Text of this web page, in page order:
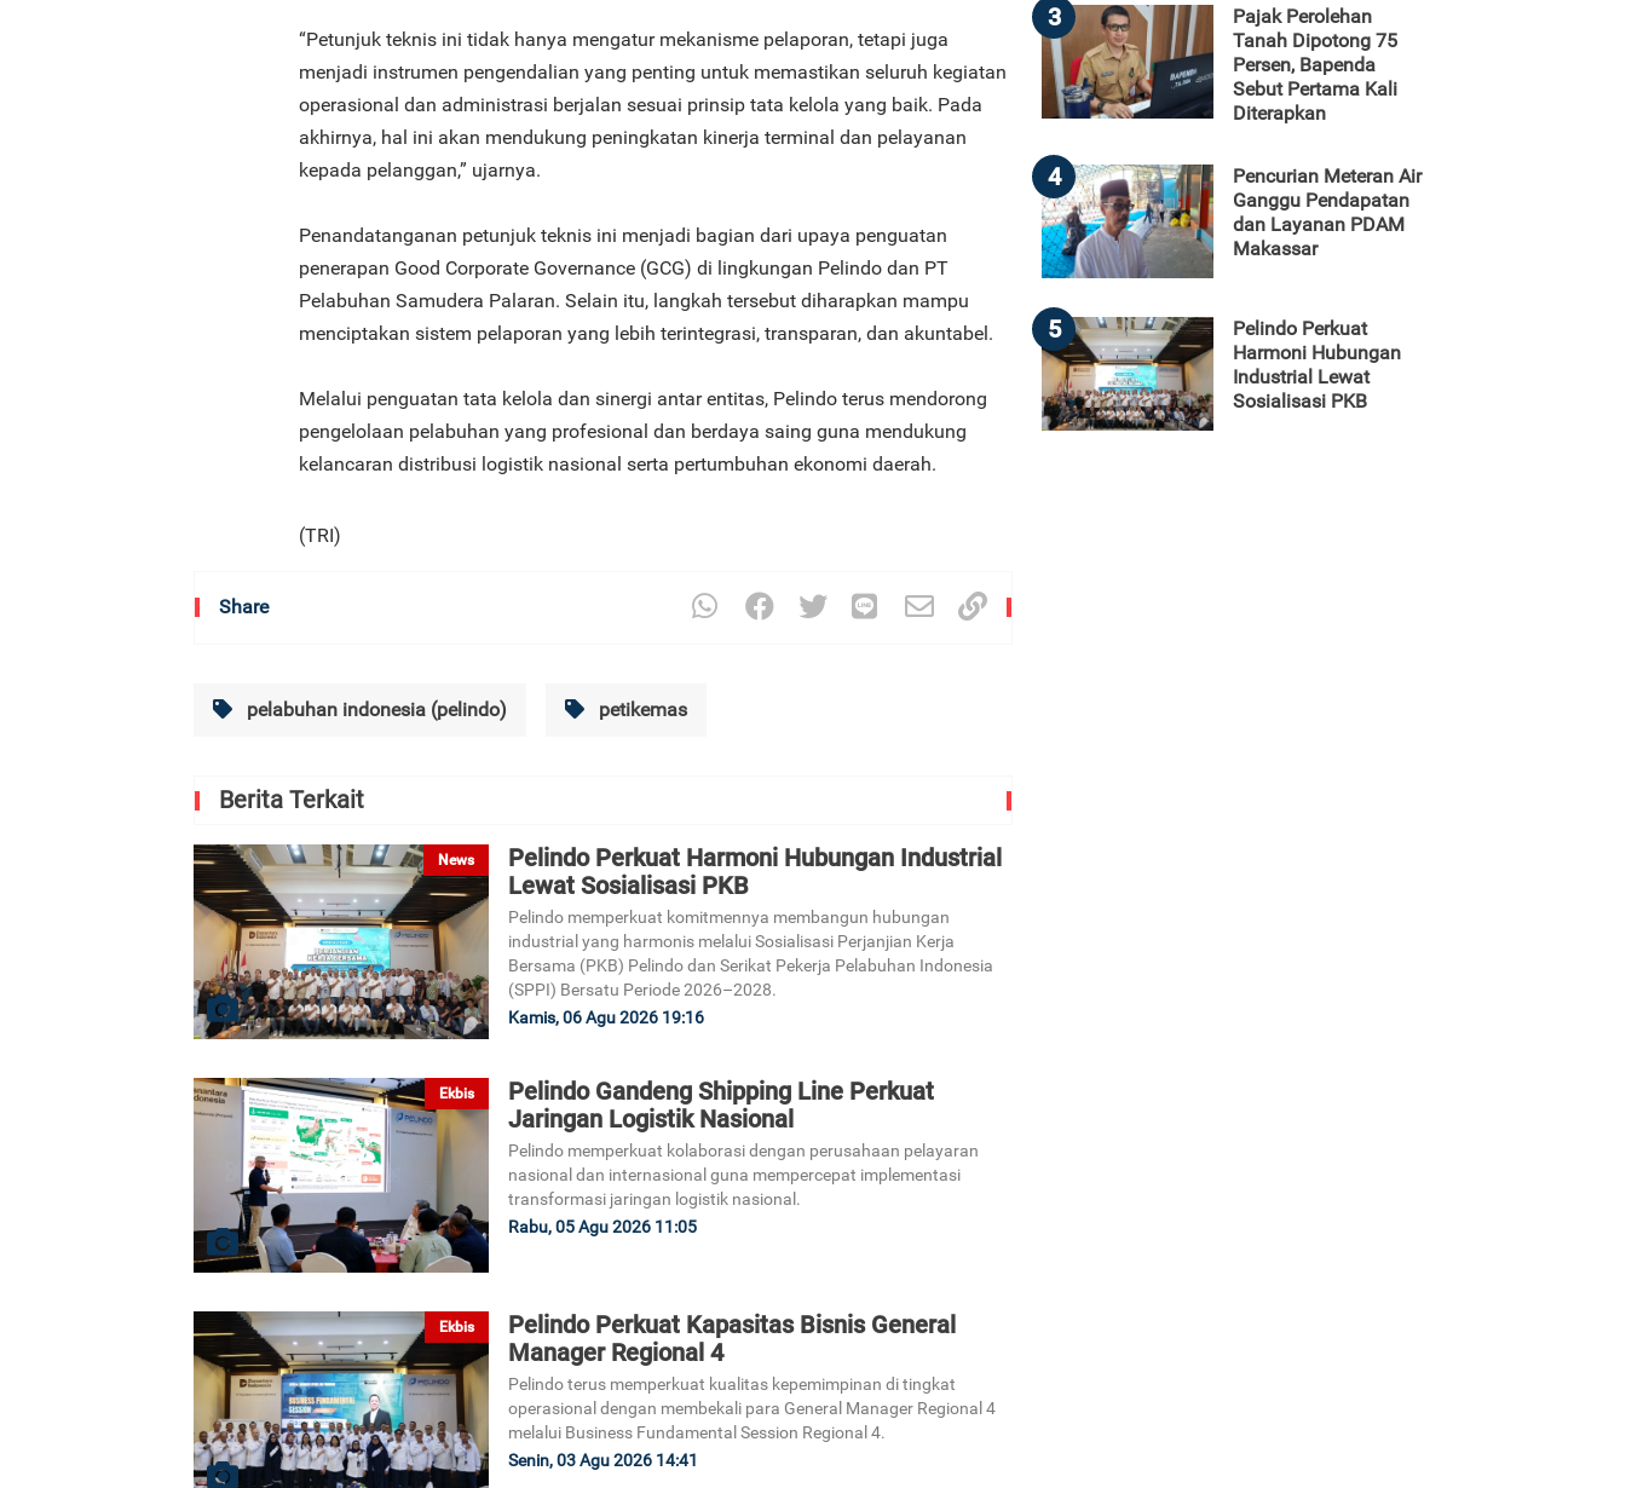
“Petunjuk teknis ini tidak hanya mengatur mekanisme pelaporan, tetapi juga
menjadi instrumen pengendalian yang penting untuk memastikan seluruh kegiatan
operasional dan administrasi berjalan sesuai prinsip tata kelola yang baik. Pada
akhirnya, hal ini akan mendukung peningkatan kinerja terminal dan pelayanan
kepada pelanggan,” ujarnya.
Penandatanganan petunjuk teknis ini menjadi bagian dari upaya penguatan
penerapan Good Corporate Governance (GCG) di lingkungan Pelindo dan PT
Pelabuhan Samudera Palaran. Selain itu, langkah tersebut diharapkan mampu
menciptakan sistem pelaporan yang lebih terintegrasi, transparan, dan akuntabel.
Melalui penguatan tata kelola dan sinergi antar entitas, Pelindo terus mendorong
pengelolaan pelabuhan yang profesional dan berdaya saing guna mendukung
kelancaran distribusi logistik nasional serta pertumbuhan ekonomi daerah.
(TRI)
Share
pelabuhan indonesia (pelindo) petikemas
Berita Terkait
News
Pelindo Perkuat Harmoni Hubungan Industrial
Lewat Sosialisasi PKB
Pelindo memperkuat komitmennya membangun hubungan
industrial yang harmonis melalui Sosialisasi Perjanjian Kerja
Bersama (PKB) Pelindo dan Serikat Pekerja Pelabuhan Indonesia
(SPPI) Bersatu Periode 2026–2028.
Kamis, 06 Agu 2026 19:16
Ekbis
Pelindo Gandeng Shipping Line Perkuat
Jaringan Logistik Nasional
Pelindo memperkuat kolaborasi dengan perusahaan pelayaran
nasional dan internasional guna mempercepat implementasi
transformasi jaringan logistik nasional.
Rabu, 05 Agu 2026 11:05
Ekbis
Pelindo Perkuat Kapasitas Bisnis General
Manager Regional 4
Pelindo terus memperkuat kualitas kepemimpinan di tingkat
operasional dengan membekali para General Manager Regional 4
melalui Business Fundamental Session Regional 4.
Senin, 03 Agu 2026 14:41
3
Pajak Perolehan
Tanah Dipotong 75
Persen, Bapenda
Sebut Pertama Kali
Diterapkan
4
Pencurian Meteran Air
Ganggu Pendapatan
dan Layanan PDAM
Makassar
5
Pelindo Perkuat
Harmoni Hubungan
Industrial Lewat
Sosialisasi PKB